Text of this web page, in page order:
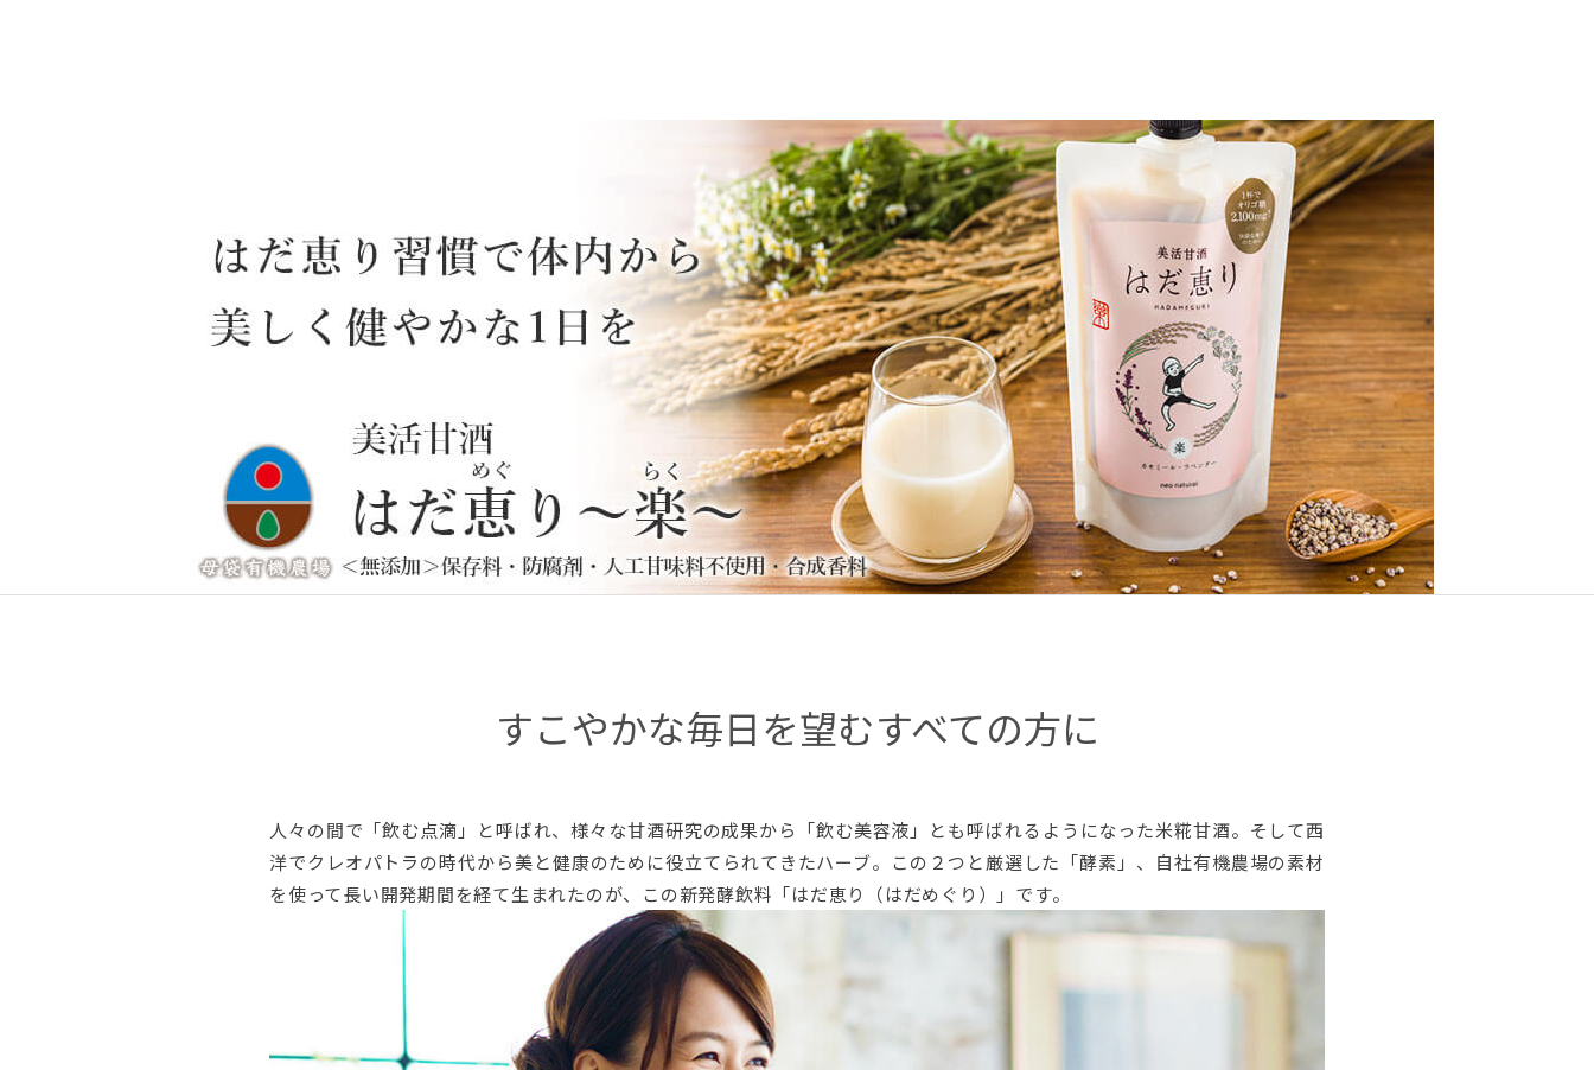
すこやかな毎日を望むすべての方に
人々の間で「飲む点滴」と呼ばれ、様々な甘酒研究の成果から「飲む美容液」とも呼ばれるようになった米糀甘酒。そして西
洋でクレオパトラの時代から美と健康のために役立てられてきたハーブ。この２つと厳選した「酵素」、自社有機農場の素材
を使って長い開発期間を経て生まれたのが、この新発酵飲料「はだ恵り（はだめぐり）」です。